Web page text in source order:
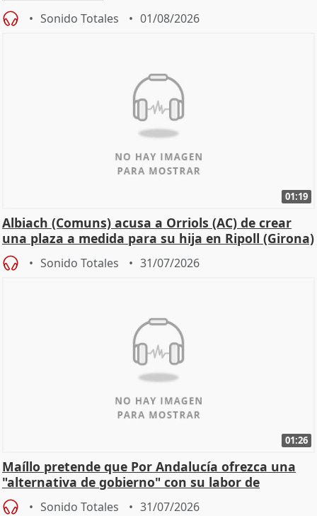
Sonido Totales 01/08/2026
01:19
Albiach (Comuns) acusa a Orriols (AC) de crear
una plaza a medida para su hija en Ripoll (Girona)
Sonido Totales 31/07/2026
01:26
Maíllo pretende que Por Andalucía ofrezca una
"alternativa de gobierno" con su labor de
oposición
Sonido Totales 31/07/2026